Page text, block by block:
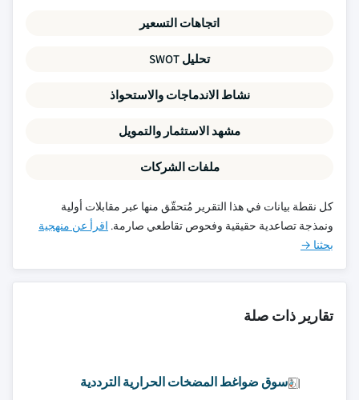
اتجاهات التسعير
تحليل SWOT
نشاط الاندماجات والاستحواذ
مشهد الاستثمار والتمويل
ملفات الشركات
كل نقطة بيانات في هذا التقرير مُتحقّق منها عبر مقابلات أولية
ونمذجة تصاعدية حقيقية وفحوص تقاطعي صارمة. اقرأ عن منهجية
بحثنا →
تقارير ذات صلة
سوق ضواغط المضخات الحرارية الترددية